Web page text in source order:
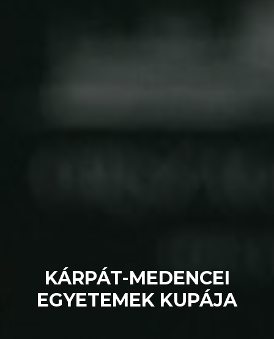
KÁRPÁT-MEDENCEI
EGYETEMEK KUPÁJA